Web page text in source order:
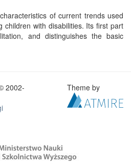
of current trends used
children with disabilities. Its first part
and distinguishes the basic
2002-
Theme by